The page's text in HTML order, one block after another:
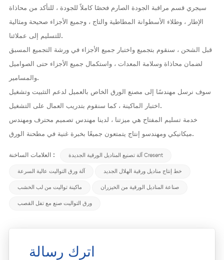
سيجري قسم مراقبة الجودة الصارم فحصًا كاملاً للجودة ، للتأكد من محاذاة
الإطار ، وطلاء الأسطوانة المطاطية والتاج ، وجميع الأجزاء صحيحة ومثالية
للتسليم إلى عملائنا.
قبل الشحن ، سنقوم بتجميع واختبار جميع الأجزاء في ورشة التجميع المسبق
لضمان محاذاة وسلامة المعدات ، واستكمال جميع الأجزاء حتى الصواميل
والمسامير.
سوف نرسل مهندسًا إلى مصنع الورق الخاص بالعميل لدعم التثبيت وتشغيل
اختبار الماكينة ، كما سنقوم بتدريب العمال على التشغيل.
خدمة تسليم المفتاح هي ميزتنا ، لدينا مهندس تصميم محترف ومهندس
ميكانيكي ومهندسو إنتاج يتمتعون جميعًا بخبرة غنية في مطحنة الورق.
العلامات الساخنة : آلة تصنيع المناديل الورقية الجديدة Cresent
آلة ورق التواليت عالية السرعة خط إنتاج مناديل ورقية الهلال الجديد
ماكينة تواليت من لب الخشب صناعة المناديل الورقية من الخيزران
ورق التواليت صنع مع تفل القصب
اترك رسالة